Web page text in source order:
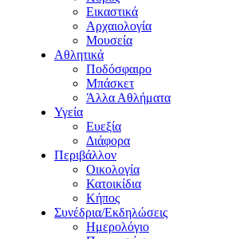
Εικαστικά
Αρχαιολογία
Μουσεία
Αθλητικά
Ποδόσφαιρο
Μπάσκετ
Άλλα Αθλήματα
Υγεία
Ευεξία
Διάφορα
Περιβάλλον
Οικολογία
Κατοικίδια
Κήπος
Συνέδρια/Εκδηλώσεις
Ημερολόγιο